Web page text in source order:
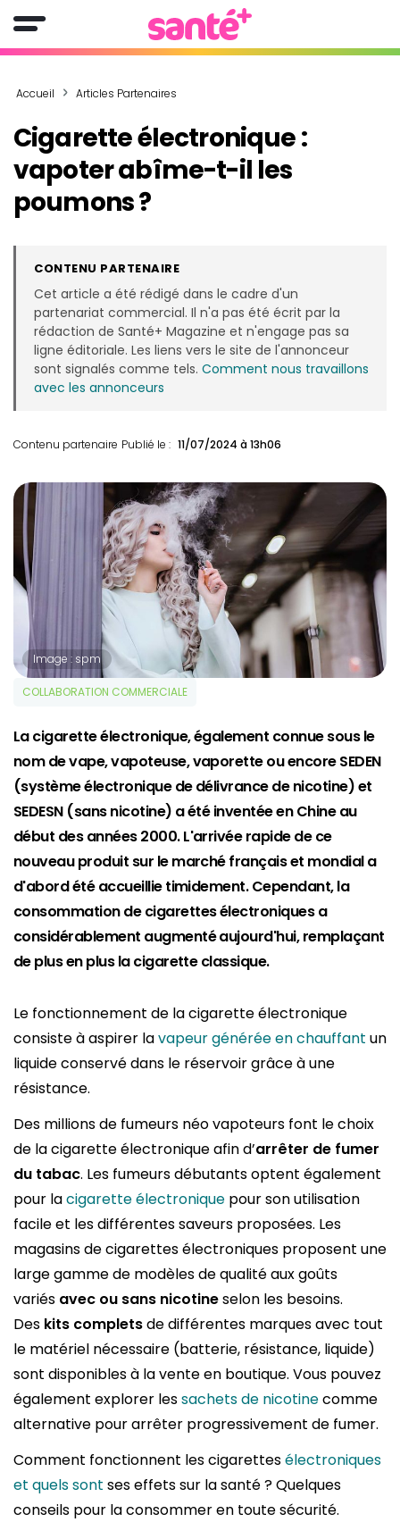
Accueil Articles Partenaires
Cigarette électronique :
vapoter abîme-t-il les
poumons ?
CONTENU PARTENAIRE
Cet article a été rédigé dans le cadre d'un
partenariat commercial. Il n'a pas été écrit par la
rédaction de Santé+ Magazine et n'engage pas sa
ligne éditoriale. Les liens vers le site de l'annonceur
sont signalés comme tels. Comment nous travaillons
avec les annonceurs
Contenu partenaire Publié le : 11/07/2024 à 13h06
Image : spm
COLLABORATION COMMERCIALE
La cigarette électronique, également connue sous le
nom de vape, vapoteuse, vaporette ou encore SEDEN
(système électronique de délivrance de nicotine) et
SEDESN (sans nicotine) a été inventée en Chine au
début des années 2000. L'arrivée rapide de ce
nouveau produit sur le marché français et mondial a
d'abord été accueillie timidement. Cependant, la
consommation de cigarettes électroniques a
considérablement augmenté aujourd'hui, remplaçant
de plus en plus la cigarette classique.
Le fonctionnement de la cigarette électronique
consiste à aspirer lavapeur générée en chauffant un
liquide conservé dans le réservoir grâce à une
résistance.
Des millions de fumeurs néo vapoteurs font le choix
de la cigarette électronique afin d’arrêter de fumer
du tabac. Les fumeurs débutants optent également
pour lacigarette électronique pour son utilisation
facile et les différentes saveurs proposées. Les
magasins de cigarettes électroniques proposent une
large gamme de modèles de qualité aux goûts
variés avec ou sans nicotineselon les besoins.
Des kits completsde différentes marques avec tout
le matériel nécessaire (batterie, résistance, liquide)
sont disponibles à la vente en boutique. Vous pouvez
également explorer lessachets de nicotinecomme
alternative pour arrêter progressivement de fumer.
Comment fonctionnent les cigarettesélectroniques
et quels sont ses effets sur la santé ? Quelques
conseils pour la consommer en toute sécurité.